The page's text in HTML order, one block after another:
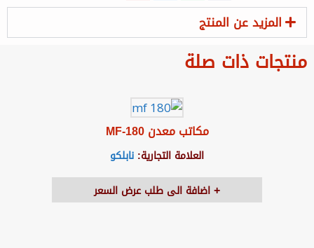
المزيد عن المنتج
منتجات ذات صلة
مكاتب معدن MF-180
العلامة التجارية: نابلكو
اضافة الى طلب عرض السعر